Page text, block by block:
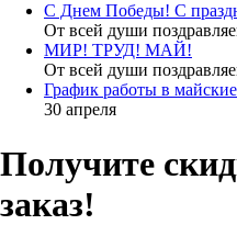
С Днем Победы! С
От всей души
МИР! ТРУД! МАЙ!
От всей души
График работы в
30 апреля
Получите
заказ!